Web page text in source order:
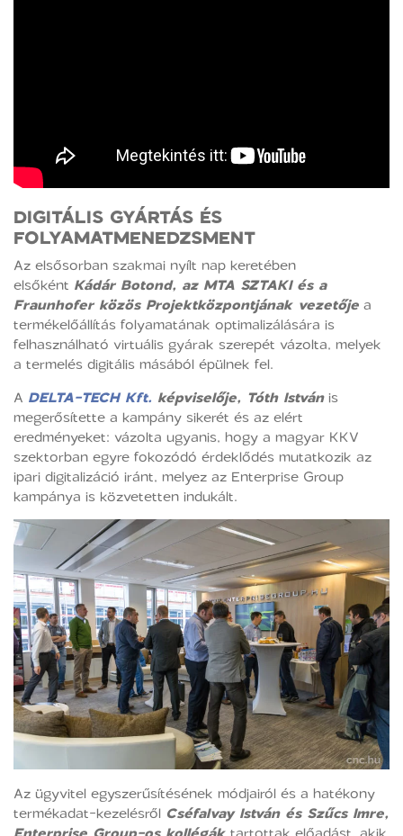
DIGITÁLIS GYÁRTÁS ÉS
FOLYAMATMENEDZSMENT
Az elsősorban szakmai nyílt nap keretében
elsőként Kádár Botond, az MTA SZTAKI és a
Fraunhofer közös Projektközpontjának vezetőjea
termékelőállítás folyamatának optimalizálására is
felhasználható virtuális gyárak szerepét vázolta, melyek
a termelés digitális másából épülnek fel.
A DELTA-TECH Kft. képviselője, Tóth Istvánis
megerősítette a kampány sikerét és az elért
eredményeket: vázolta ugyanis, hogy a magyar KKV
szektorban egyre fokozódó érdeklődés mutatkozik az
ipari digitalizáció iránt, melyez az Enterprise Group
kampánya is közvetetten indukált.
Az ügyvitel egyszerűsítésének módjairól és a hatékony
termékadat-kezelésről Cséfalvay István és Szűcs Imre,